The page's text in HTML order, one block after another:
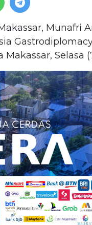
Munafri
Gastrodiplomacy
Selasa